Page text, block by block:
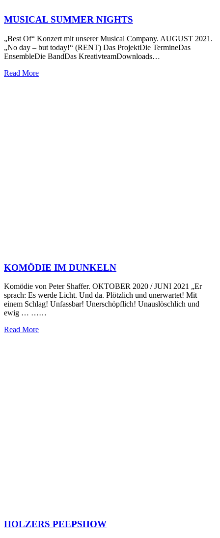
MUSICAL SUMMER NIGHTS
„Best Of“ Konzert mit unserer Musical Company. AUGUST 2021.
„No day – but today!“ (RENT) Das ProjektDie TermineDas
EnsembleDie BandDas KreativteamDownloads…
Read More
KOMÖDIE IM DUNKELN
Komödie von Peter Shaffer. OKTOBER 2020 / JUNI 2021 „Er
sprach: Es werde Licht. Und da. Plötzlich und unerwartet! Mit
einem Schlag! Unfassbar! Unerschöpflich! Unauslöschlich und
ewig … ……
Read More
HOLZERS PEEPSHOW